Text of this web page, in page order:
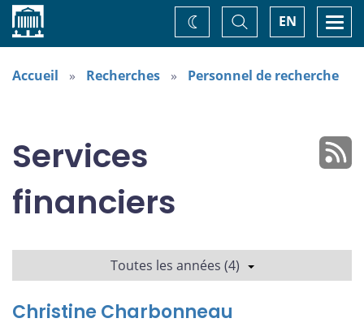
Accueil EN
Basculer
la
recherche
Changez
de
thème
Accueil Recherches Personnel de recherche
Services
financiers
Toutes les années (4)
Christine Charbonneau